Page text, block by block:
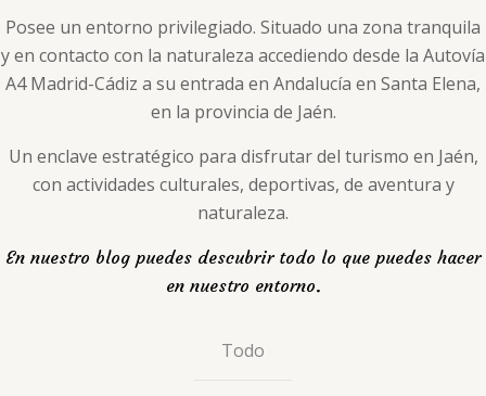
Posee un entorno privilegiado. Situado una zona tranquila
y en contacto con la naturaleza accediendo desde la Autovía
A4 Madrid-Cádiz a su entrada en Andalucía en Santa Elena,
en la provincia de Jaén.
Un enclave estratégico para disfrutar del turismo en Jaén,
con actividades culturales, deportivas, de aventura y
naturaleza.
En nuestro blog puedes descubrir todo lo que puedes hacer
en nuestro entorno.
Todo